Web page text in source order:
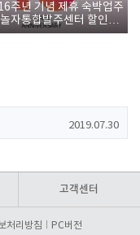
주년 기념 제휴 숙박업주
자통합발주센터 할인쿠
2019.07.30
고객센터
처리방침 PC버전